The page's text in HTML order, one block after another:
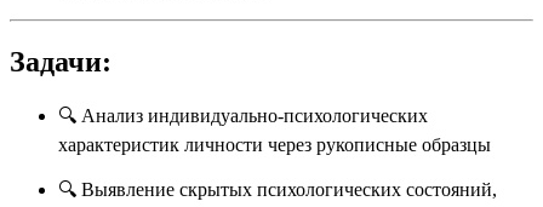
Задачи:
🔍 Анализ индивидуально-психологических
характеристик личности через рукописные образцы
🔍 Выявление скрытых психологических состояний,